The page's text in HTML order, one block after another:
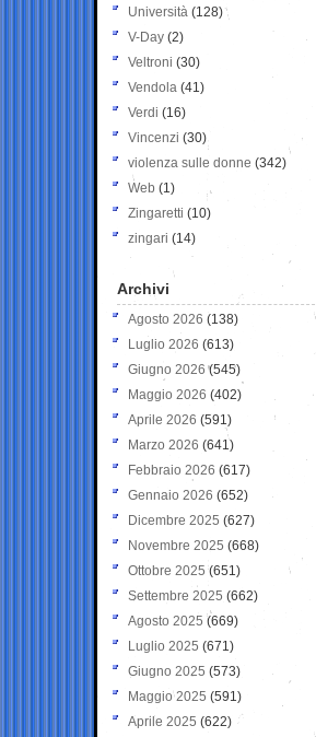
Università (128)
V-Day (2)
Veltroni (30)
Vendola (41)
Verdi (16)
Vincenzi (30)
violenza sulle donne (342)
Web (1)
Zingaretti (10)
zingari (14)
Archivi
Agosto 2026 (138)
Luglio 2026 (613)
Giugno 2026 (545)
Maggio 2026 (402)
Aprile 2026 (591)
Marzo 2026 (641)
Febbraio 2026 (617)
Gennaio 2026 (652)
Dicembre 2025 (627)
Novembre 2025 (668)
Ottobre 2025 (651)
Settembre 2025 (662)
Agosto 2025 (669)
Luglio 2025 (671)
Giugno 2025 (573)
Maggio 2025 (591)
Aprile 2025 (622)